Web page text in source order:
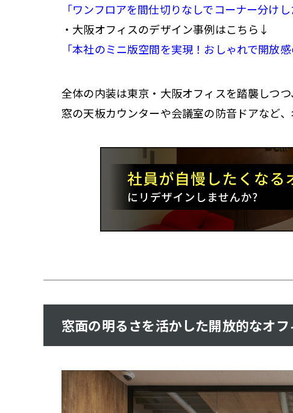
「ワンフロアを間仕切りなしでコーナー分け
・大阪オフィスのデザイン事例はこちら↓
「本社のミニ版空間を実現！おしゃれで開放
全体の内装は東京・大阪オフィスを踏襲しつ
窓の天板カウンターや会議室の防音ドアなど
窓面の明るさを活かした開放的なオ